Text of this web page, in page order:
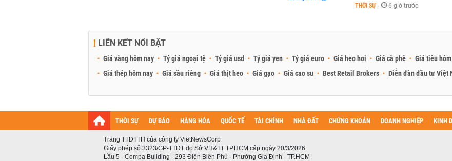
THỜI SỰ - 6 giờ trước
LIÊN KẾT NỔI BẬT
Giá vàng hôm nay Tỷ giá ngoại tệ Tỷ giá usd Tỷ giá yen Tỷ giá euro Giá heo hơi Giá cà phê Giá tiêu
Giá thép hôm nay
Giá sầu riêng Giá thịt heo Giá gạo Giá cao su Best Retail Brokers Diễn đàn đầu tư Việt
THỜI SỰ DỰ BÁO HÀNG HÓA QUỐC TẾ TÀI CHÍNH NHÀ ĐẤT CHỨNG KHOÁN DOANH NGHIỆP KINH
Trang TTĐTTH của công ty VietNewsCorp
Giấy phép số 3323/GP-TTĐT do Sở VH&TT TP.HCM cấp ngày 20/3/2026
Lầu 5 - Compa Building - 293 Điện Biên Phủ - Phường Gia Định - TP.HCM